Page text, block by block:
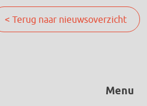
< Terug naar nieuwsoverzicht
Menu